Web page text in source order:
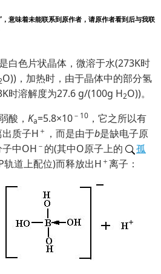
，意味着未能联系到原作者，请原作者看到后与我联
白色片状晶体，微溶于水(273K时
O))，加热时，由于晶体中的部分氢
时溶解度为27.6 g/(100g H2O))。
酸， Ka=5.8×10－10 ，它之所以有
质子H ＋ ，而是由于b是缺电子原
子中OH － 的(其中O原子上的
孤
轨道上配位)而释放出H ＋离子：